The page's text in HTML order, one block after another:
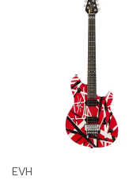
sesión
Proveedor:
EVH